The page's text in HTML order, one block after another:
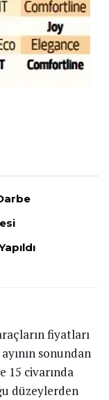
fiyatları
sonundan
15 civarında
düzeylerden